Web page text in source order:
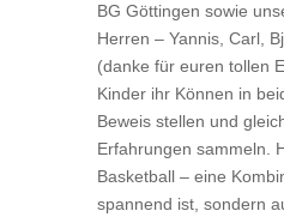
BG Göttingen sowie
Herren – Yannis, Carl,
(danke für euren tollen
Kinder ihr Können in
Beweis stellen und
Erfahrungen sammeln.
Basketball – eine
spannend ist, sondern